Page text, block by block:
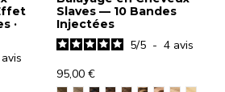
·
avis
Slaves — 10 Bandes
Injectées
5/5 - 4 avis
95,00 €